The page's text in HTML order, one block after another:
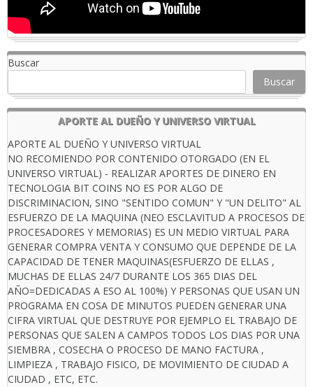
Buscar
Buscar
APORTE AL DUEÑO Y UNIVERSO VIRTUAL
APORTE AL DUEÑO Y UNIVERSO VIRTUAL
NO RECOMIENDO POR CONTENIDO OTORGADO (EN EL
UNIVERSO VIRTUAL) - REALIZAR APORTES DE DINERO EN
TECNOLOGIA BIT COINS NO ES POR ALGO DE
DISCRIMINACION, SINO "SENTIDO COMUN" Y "UN DELITO" AL
ESFUERZO DE LA MAQUINA (NEO ESCLAVITUD A PROCESOS DE
PROCESADORES Y MEMORIAS) ES UN MEDIO VIRTUAL PARA
GENERAR COMPRA VENTA Y CONSUMO QUE DEPENDE DE LA
CAPACIDAD DE TENER MAQUINAS(ESFUERZO DE ELLAS ,
MUCHAS DE ELLAS 24/7 DURANTE LOS 365 DIAS DEL
AÑO=DEDICADAS A ESO AL 100%) Y PERSONAS QUE USAN UN
PROGRAMA EN COSA DE MINUTOS PUEDEN GENERAR UNA
CIFRA VIRTUAL QUE DESTRUYE POR EJEMPLO EL TRABAJO DE
PERSONAS QUE SALEN A CAMPOS TODOS LOS DIAS POR UNA
SIEMBRA , COSECHA O PROCESO DE MANO FACTURA ,
LIMPIEZA , TRABAJO FISICO, DE MOVIMIENTO DE CIUDAD A
CIUDAD , ETC, ETC.